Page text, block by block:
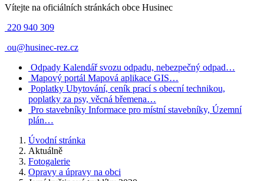
Vítejte na oficiálních stránkách obce Husinec
220 940 309
ou@husinec-rez.cz
Odpady Kalendář svozu odpadu, nebezpečný odpad…
Mapový portál Mapová aplikace GIS…
Poplatky Ubytování, ceník prací s obecní technikou,
poplatky za psy, věcná břemena…
Pro stavebníky Informace pro místní stavebníky, Územní
plán…
Úvodní stránka
Aktuálně
Fotogalerie
Opravy a úpravy na obci